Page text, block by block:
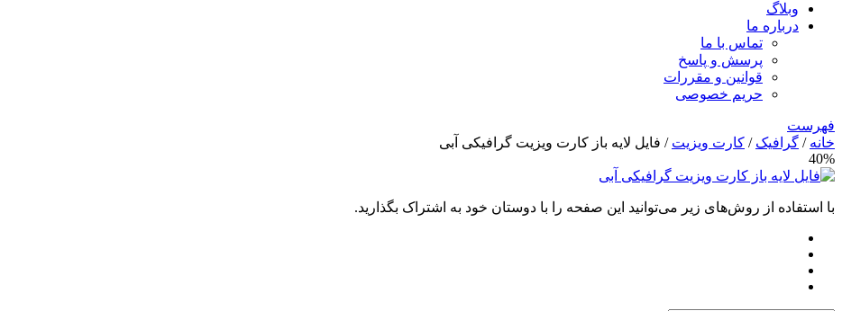
وبلاگ
درباره ما
تماس با ما
پرسش و پاسخ
قوانین و مقررات
حریم خصوصی
فهرست
خانه / گرافیک / کارت ویزیت / فایل لایه باز کارت ویزیت گرافیکی آبی
40%
با استفاده از روش‌های زیر می‌توانید این صفحه را با دوستان خود به اشتراک بگذارید.